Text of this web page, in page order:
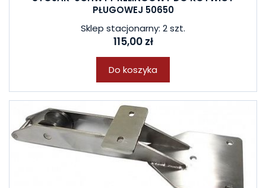
PŁUGOWEJ 50650
Sklep stacjonarny: 2 szt.
115,00 zł
Do koszyka